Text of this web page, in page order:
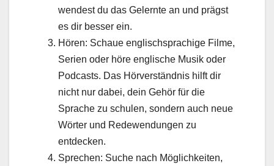
wendest du das Gelernte an und prägst
es dir besser ein.
Hören: Schaue englischsprachige Filme,
Serien oder höre englische Musik oder
Podcasts. Das Hörverständnis hilft dir
nicht nur dabei, dein Gehör für die
Sprache zu schulen, sondern auch neue
Wörter und Redewendungen zu
entdecken.
Sprechen: Suche nach Möglichkeiten,